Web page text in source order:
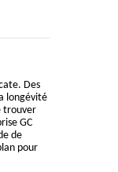
Des
longévité
trouver
GC
de
pour